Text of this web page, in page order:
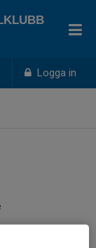
Logga in